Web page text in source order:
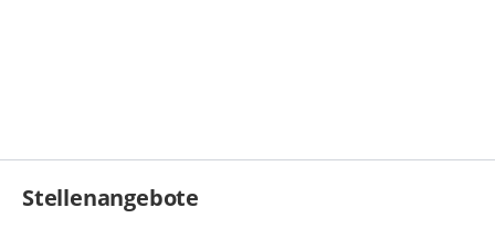
Stellenangebote